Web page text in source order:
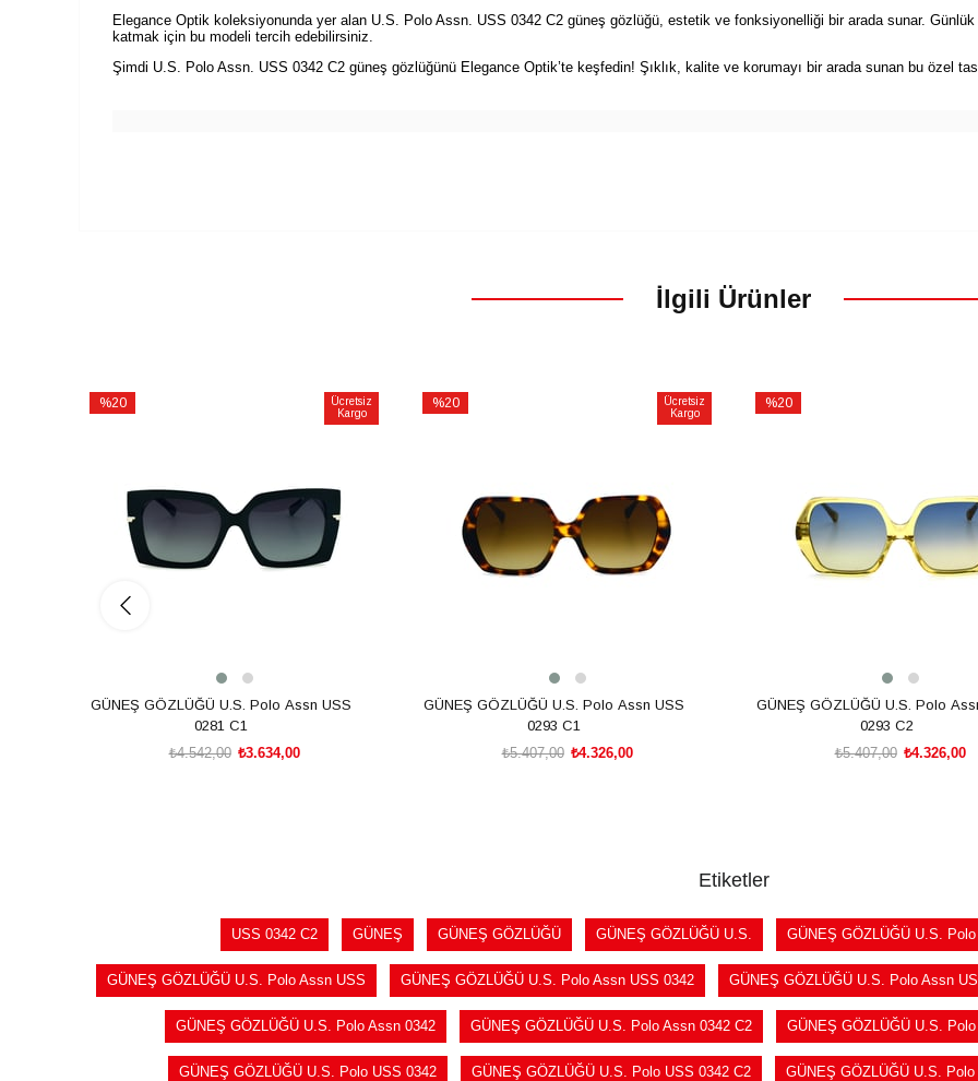
Elegance Optik koleksiyonunda yer alan U.S. Polo Assn. USS 0342 C2 güneş gözlüğü, estetik ve fonksiyonelliği bir arada sunar.
katmak için bu modeli tercih edebilirsiniz.
Şimdi U.S. Polo Assn. USS 0342 C2 güneş gözlüğünü Elegance Optik’te keşfedin! Şıklık, kalite ve korumayı bir arada sunan bu özel
İlgili Ürünler
%20
Ücretsiz
Kargo
GÜNEŞ GÖZLÜĞÜ U.S. Polo Assn USS
0281 C1
₺3.634,00
₺4.542,00
%20
Ücretsiz
Kargo
GÜNEŞ GÖZLÜĞÜ U.S. Polo Assn USS
0293 C1
₺4.326,00
₺5.407,00
%20
GÜNEŞ GÖZLÜĞÜ U.S. Polo
0293 C2
₺4.326,00
₺5.407,00
Etiketler
USS 0342 C2 GÜNEŞ GÜNEŞ GÖZLÜĞÜ GÜNEŞ GÖZLÜĞÜ U.S. GÜNEŞ GÖZLÜĞÜ U.S. Polo
GÜNEŞ GÖZLÜĞÜ U.S. Polo Assn USS GÜNEŞ GÖZLÜĞÜ U.S. Polo Assn USS 0342 GÜNEŞ GÖZLÜĞÜ U.S. Polo Assn
GÜNEŞ GÖZLÜĞÜ U.S. Polo Assn 0342 GÜNEŞ GÖZLÜĞÜ U.S. Polo Assn 0342 C2 GÜNEŞ GÖZLÜĞÜ U.S.
GÜNEŞ GÖZLÜĞÜ U.S. Polo USS 0342 GÜNEŞ GÖZLÜĞÜ U.S. Polo USS 0342 C2 GÜNEŞ GÖZLÜĞÜ U.S.